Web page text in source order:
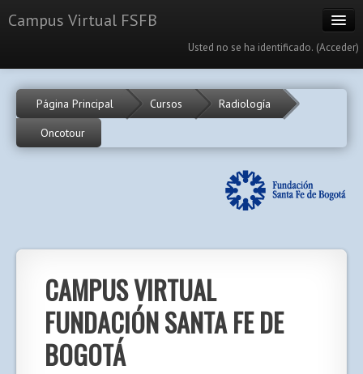
Campus Virtual FSFB
Usted no se ha identificado. (Acceder)
Calendario
Portal
Página Principal Cursos
Radiología
Oncotour
CAMPUS VIRTUAL
FUNDACIÓN SANTA FE DE
BOGOTÁ